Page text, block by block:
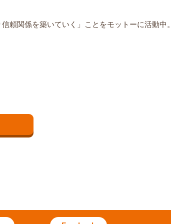
頼関係を築いていく」ことをモットーに活動中。